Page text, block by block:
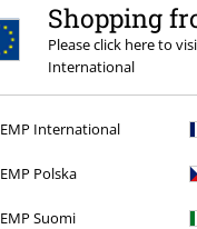
Shopping
Please click here to
International
EMP International
EMP Polska
EMP Suomi